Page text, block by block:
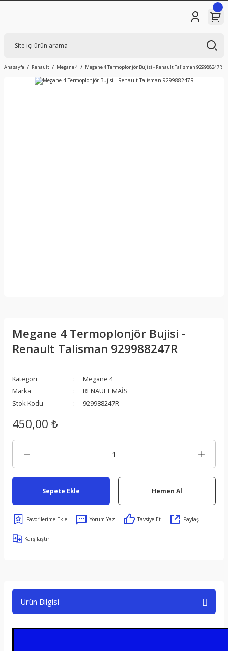
Anasayfa Renault Megane 4 Megane 4 Termoplonjör Bujisi - Renault Talisman 929988247R
Megane 4 Termoplonjör Bujisi -
Renault Talisman 929988247R
Kategori
Megane 4
Marka
RENAULT MAİS
Stok Kodu
929988247R
450,00 ₺
Sepete Ekle Hemen Al
Yorum Yaz Tavsiye Et Paylaş
Karşılaştır
Ürün Bilgisi